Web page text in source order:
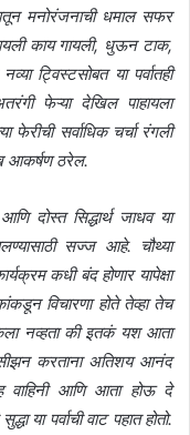
मनोरंजनाची धमाल सफर
काय गायली, धुऊन टाक,
ट्विस्टसोबत या पर्वातही
फेऱ्या देखिल पाहायला
फेरीची सर्वाधिक चर्चा रंगली
आकर्षण ठरेल.
दोस्त सिद्धार्थ जाधव या
सज्ज आहे. चौथ्या
कधी बंद होणार यापेक्षा
विचारणा होते तेव्हा तेच
नव्हता की इतकं यश आता
सीझन करताना अतिशय आनंद
वाहिनी आणि आता होऊ दे
या पर्वाची वाट पहात होतो.